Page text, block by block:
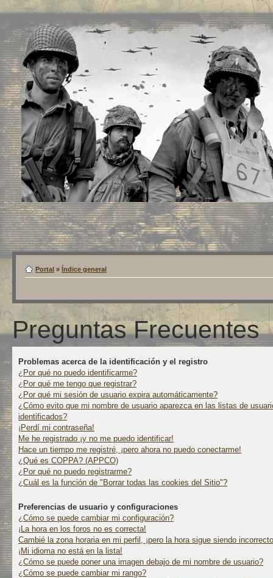
Portal » Índice general
Preguntas Frecuentes
Problemas acerca de la identificación y el registro
¿Por qué no puedo identificarme?
¿Por qué me tengo que registrar?
¿Por qué mi sesión de usuario expira automáticamente?
¿Cómo evito que mi nombre de usuario aparezca en las listas de
identificados?
¡Perdí mi contraseña!
Me he registrado ¡y no me puedo identificar!
Hace un tiempo me registré, ¡pero ahora no puedo conectarme!
¿Qué es COPPA? (APPCO)
¿Por qué no puedo registrarme?
¿Cuál es la función de "Borrar todas las cookies del Sitio"?
Preferencias de usuario y configuraciones
¿Cómo se puede cambiar mi configuración?
¡La hora en los foros no es correcta!
Cambié la zona horaria en mi perfil, ¡pero la hora sigue siendo
¡Mi idioma no está en la lista!
¿Cómo se puede poner una imagen debajo de mi nombre de usuario?
¿Cómo se puede cambiar mi rango?